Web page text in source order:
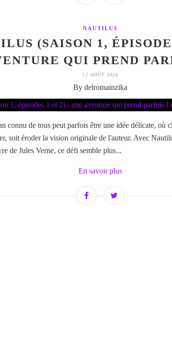
NAUTILUS
(SAISON 1,
QUI PREND
12 AOÛT 2024
By delromainzika
connu de tous peut parfois être une idée délicate, où
soit éroder la vision originale de l'auteur. Avec
de Jules Verne, ce défi semble plus...
En savoir plus